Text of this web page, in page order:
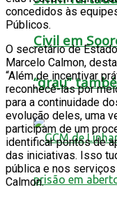
Civil em
“grau”
concedidos às
Públicos.
O secretário de
Marcelo Calmon,
“Além de incentivar
reconhecê-las por
para a continuidade
evolução deles, uma
participam de um
identificar pontos de
das iniciativas. Isso
pública e nos
Calmon.